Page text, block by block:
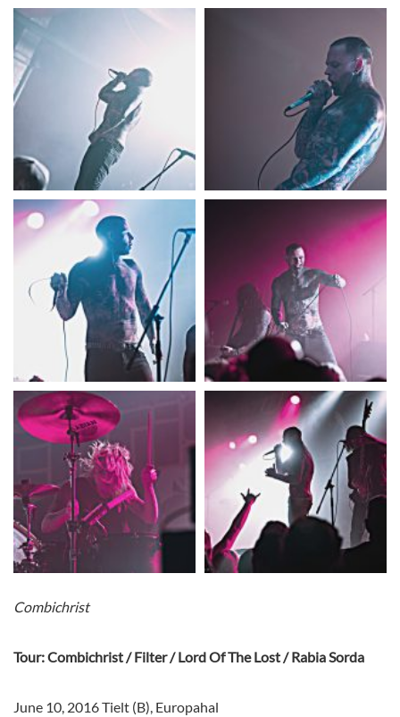
Combichrist
Tour: Combichrist / Filter / Lord Of The Lost / Rabia Sorda
June 10, 2016 Tielt (B), Europahal